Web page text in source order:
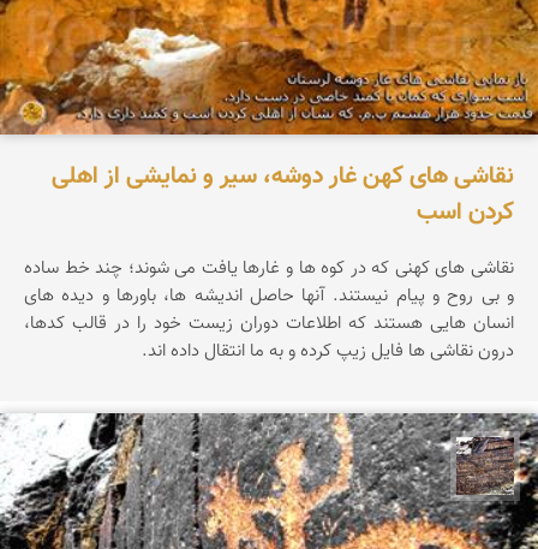
نقاشی های کهن غار دوشه، سیر و نمایشی از اهلی
کردن اسب
نقاشی های کهنی که در کوه ها و غارها یافت می شوند؛ چند خط ساده
و بی روح و پیام نیستند. آنها حاصل اندیشه ها، باورها و دیده های
انسان هایی هستند که اطلاعات دوران زیست خود را در قالب کدها،
درون نقاشی ها فایل زیپ کرده و به ما انتقال داده اند.
محمد ناصری فرد